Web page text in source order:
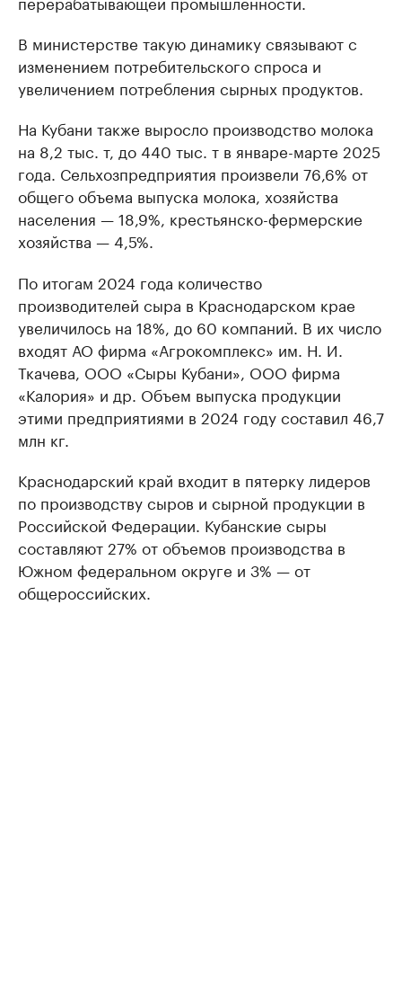
В министерстве такую динамику связывают с
изменением потребительского спроса и
увеличением потребления сырных продуктов.
На Кубани также выросло производство молока
на 8,2 тыс. т, до 440 тыс. т в январе-марте 2025
года. Сельхозпредприятия произвели 76,6% от
общего объема выпуска молока, хозяйства
населения — 18,9%, крестьянско-фермерские
хозяйства — 4,5%.
По итогам 2024 года количество
производителей сыра в Краснодарском крае
увеличилось на 18%, до 60 компаний. В их число
входят АО фирма «Агрокомплекс» им. Н. И.
Ткачева, ООО «Сыры Кубани», ООО фирма
«Калория» и др. Объем выпуска продукции
этими предприятиями в 2024 году составил 46,7
млн кг.
Краснодарский край входит в пятерку лидеров
по производству сыров и сырной продукции в
Российской Федерации. Кубанские сыры
составляют 27% от объемов производства в
Южном федеральном округе и 3% — от
общероссийских.